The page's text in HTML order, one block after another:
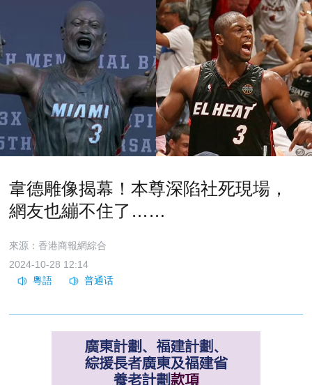
韋德雕像揭幕！本尊深陷社死現場，
網友也繃不住了……
來源：香港商報網綜合
2024-10-28 12:14